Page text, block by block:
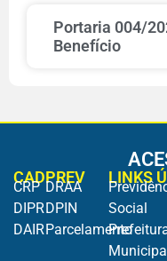
Portaria 004/
Benefício
CADPREV
CRP
DIPR
DAIR
DRAA
DPIN
Parcelamento
LINKS
Social
Municipal